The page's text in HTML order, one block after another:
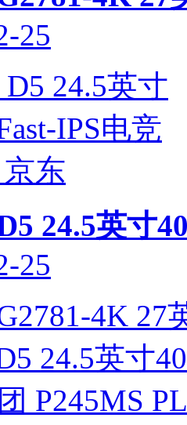
25
24.5英寸
25
4K 27
24.5英寸
P245MS